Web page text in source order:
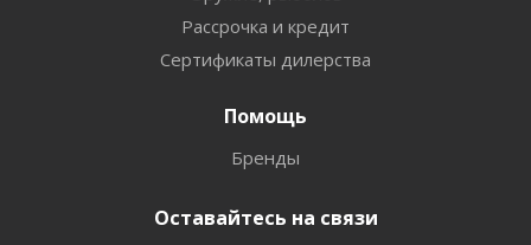
Рассрочка и кредит
Сертификаты дилерства
Помощь
Бренды
Оставайтесь на связи